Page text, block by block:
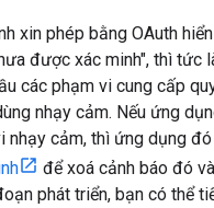
xin phép bằng OAuth
được xác minh", thì tức
các phạm vi cung cấp
nhạy cảm. Nếu ứng
nhạy cảm, thì ứng dụng
để xoá cảnh báo đó
phát triển, bạn có thể